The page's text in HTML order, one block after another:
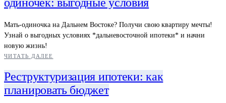
Мать-одиночка на Дальнем Востоке? Получи свою квартиру мечты!
Узнай о выгодных условиях *дальневосточной ипотеки* и начни
новую жизнь!
ЧИТАТЬ ДАЛЕЕ
Реструктуризация ипотеки: как
планировать бюджет